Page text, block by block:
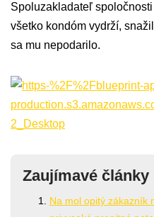
Spoluzakladateľ
všetko kondóm vydrží,
sa mu nepodarilo.
Zaujímavé články
Na mol opitý zákazník